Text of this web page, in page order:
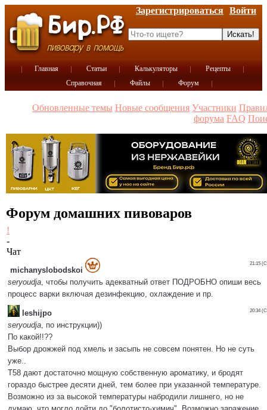
Зарегистрироваться Войти
Главная Статьи Калькуляторы
Рецепты
Справочная
Файлы Форум
Обновленные темы Новые сообщения Участники
форума FAQ
Форум домашних пивоваров
!
-
Чат